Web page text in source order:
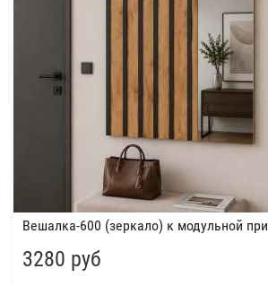
Вешалка-600 (зеркало) к модульной
3280 руб